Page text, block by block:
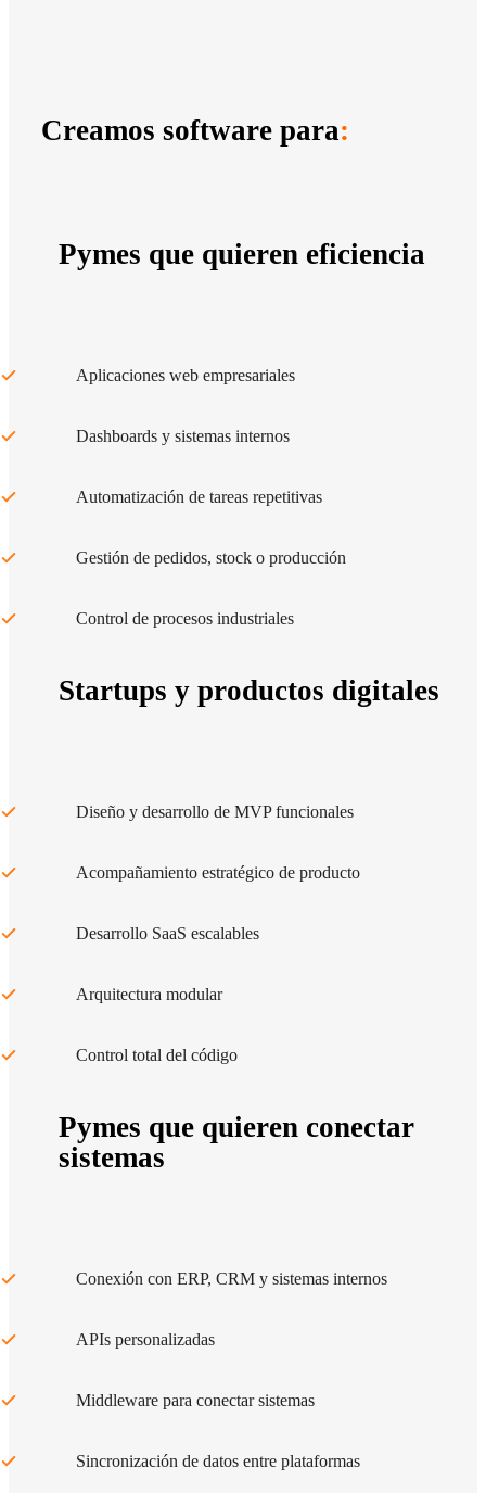
Creamos software para:
Pymes que quieren eficiencia
Aplicaciones web empresariales
Dashboards y sistemas internos
Automatización de tareas repetitivas
Gestión de pedidos, stock o producción
Control de procesos industriales
Startups y productos digitales
Diseño y desarrollo de MVP funcionales
Acompañamiento estratégico de producto
Desarrollo SaaS escalables
Arquitectura modular
Control total del código
Pymes que quieren conectar
sistemas
Conexión con ERP, CRM y sistemas internos
APIs personalizadas
Middleware para conectar sistemas
Sincronización de datos entre plataformas